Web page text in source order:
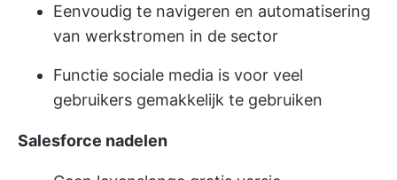
Eenvoudig te navigeren en automatisering
van werkstromen in de sector
Functie sociale media is voor veel
gebruikers gemakkelijk te gebruiken
Salesforce nadelen